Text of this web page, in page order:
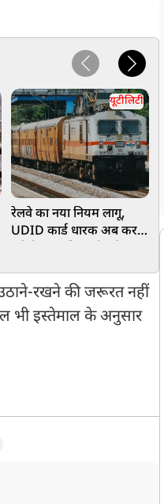
यूटीलिटी
रेलवे का नया नियम लागू,
UDID कार्ड धारक अब कर
रखने की जरूरत नहीं
भी इस्तेमाल के अनुसार